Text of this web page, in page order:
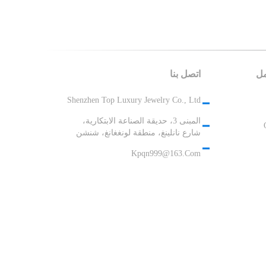
اتصل بنا
Shenzhen Top Luxury Jewelry Co., Ltd
المبنى 3، حديقة الصناعة الابتكارية،
شارع نانلينغ، منطقة لونغغانغ، شنشن
Kpqn999@163.com